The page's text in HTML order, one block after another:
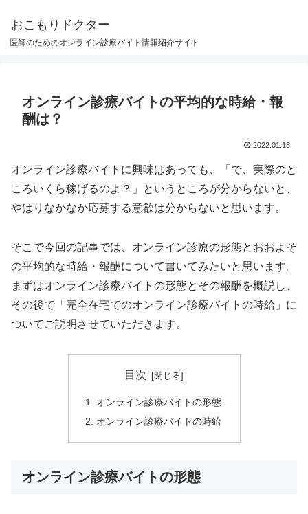
おこもりドクター
医師のためのオンライン診療バイト情報紹介サイト
オンライン診療バイトの平均的な時給・報
酬は？
2022.01.18
オンライン診療バイトに興味はあっても、「で、実際のと
ころいくら稼げるのよ？」というところが分からないと、
やはりなかなか応募する意欲は分からないと思います。
そこで今回の記事では、オンライン診療の形態とおおよそ
の平均的な時給・報酬について書いてみたいと思います。
まずはオンライン診療バイトの形態とその報酬を概説し、
その後で「完全在宅でのオンライン診療バイトの時給」に
ついてご説明させていただきます。
目次
オンライン診療バイトの形態
オンライン診療バイトの時給
オンライン診療バイトの形態